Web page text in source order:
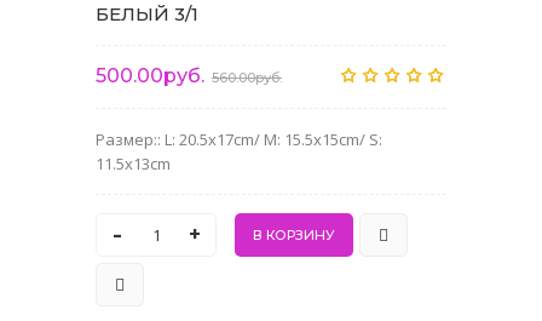
БЕЛЫЙ 3/1
500.00руб. 560.00руб.
Размер:: L: 20.5x17cm/ M: 15.5x15cm/ S:
11.5x13cm
- +